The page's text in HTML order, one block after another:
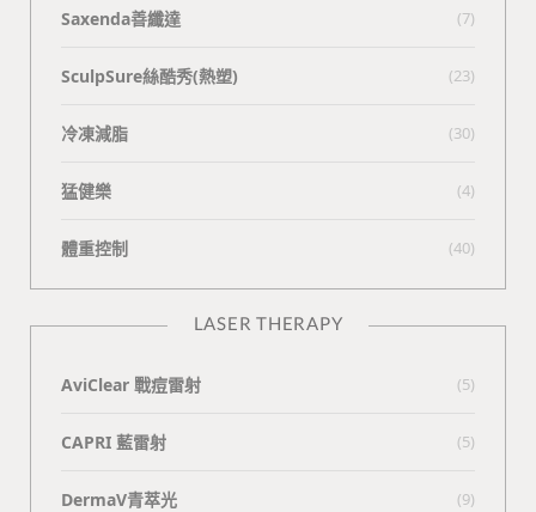
Saxenda善纖達 (7)
SculpSure絲酷秀(熱塑) (23)
冷凍減脂 (30)
猛健樂 (4)
體重控制 (40)
LASER THERAPY
AviClear 戰痘雷射 (5)
CAPRI 藍雷射 (5)
DermaV青萃光 (9)